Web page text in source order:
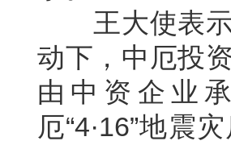
王大使表示
动下，中厄投
由中资企业
厄“4·16”地震